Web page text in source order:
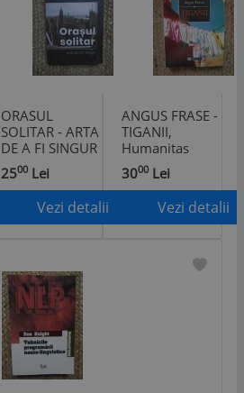
ORASUL
SOLITAR - ARTA
DE A FI SINGUR
de OLIVIA LAING
, 2021
2500 Lei
Vezi detalii
ANGUS FRASE -
TIGANII,
Humanitas
3000Lei
Vezi detalii